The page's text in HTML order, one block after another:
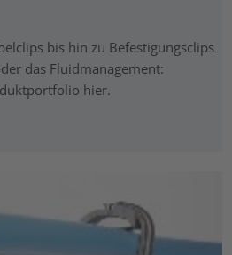
bis hin zu Befestigungsclips
das Fluidmanagement:
hier.